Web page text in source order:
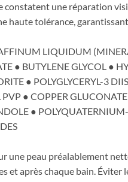
une réparation
haute tolérance,
LIQUIDUM
● BUTYLENE GLYCOL ●
● POLYGLYCERYL-3
● COPPER
●
une peau préalablement
et après chaque bain.